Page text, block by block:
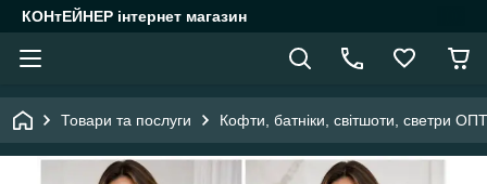
КОНтЕЙНЕР інтернет магазин
Товари та послуги Кофти, батніки, світшоти, светри